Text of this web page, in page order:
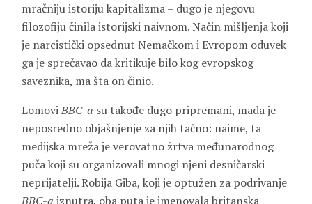
mračniju istoriju kapitalizma – dugo je njegovu
filozofiju činila istorijski naivnom. Način mišljenja koji
je narcistički opsednut Nemačkom i Evropom oduvek
ga je sprečavao da kritikuje bilo kog evropskog
saveznika, ma šta on činio.
LomoviBBC-a su takođe dugo pripremani, mada je
neposredno objašnjenje za njih tačno: naime, ta
medijska mreža je verovatno žrtva međunarodnog
puča koji su organizovali mnogi njeni desničarski
neprijatelji. Robija Giba, koji je optužen za podrivanje
BBC-a iznutra, oba puta je imenovala britanska